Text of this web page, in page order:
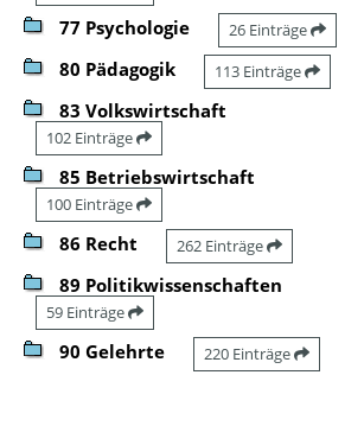
77 Psychologie 26 Einträge
80 Pädagogik 113 Einträge
83 Volkswirtschaft
102 Einträge
85 Betriebswirtschaft
100 Einträge
86 Recht 262 Einträge
89 Politikwissenschaften
59 Einträge
90 Gelehrte 220 Einträge